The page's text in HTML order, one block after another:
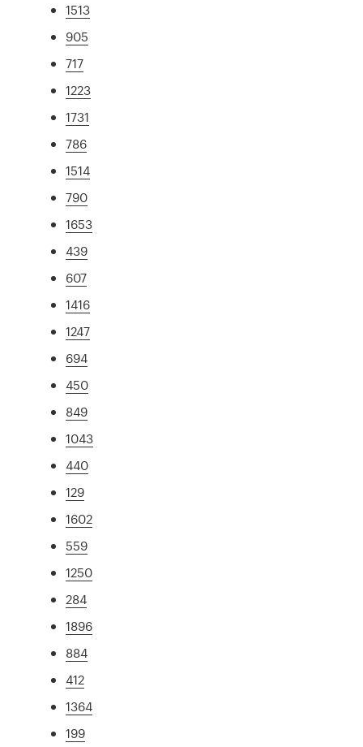
1513
905
717
1223
1731
786
1514
790
1653
439
607
1416
1247
694
450
849
1043
440
129
1602
559
1250
284
1896
884
412
1364
199